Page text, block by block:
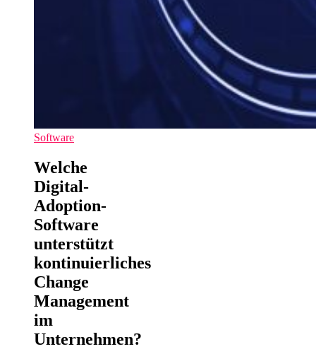
Software
Welche
Digital-
Adoption-
Software
unterstützt
kontinuierliches
Change
Management
im
Unternehmen?